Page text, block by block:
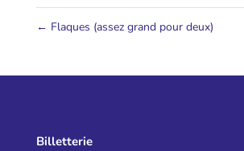
← Flaques (assez grand pour deux)
Billetterie